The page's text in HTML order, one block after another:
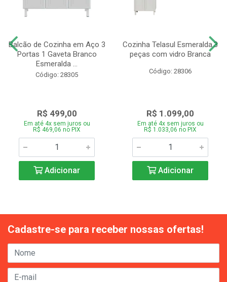
Balcão de Cozinha em Aço 3
Portas 1 Gaveta Branco
Esmeralda ...
Código: 28305
R$ 499,00
Em até 4x sem juros ou
R$ 469,06 no PIX
Adicionar
Cozinha Telasul Esmeralda.3
peças com vidro Branca
Código: 28306
R$ 1.099,00
Em até 4x sem juros ou
R$ 1.033,06 no PIX
Adicionar
Cadastre-se para receber nossas ofertas!